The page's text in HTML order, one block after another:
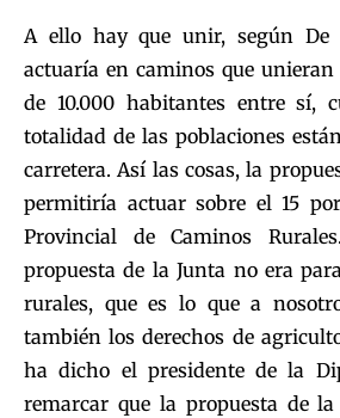
A ello hay que unir, según De
actuaría en caminos que unieran
de 10.000 habitantes entre sí,
totalidad de las poblaciones
carretera. Así las cosas, la
permitiría actuar sobre el 15
Provincial de Caminos
propuesta de la Junta no era
rurales, que es lo que a
también los derechos de
ha dicho el presidente de la
remarcar que la propuesta de